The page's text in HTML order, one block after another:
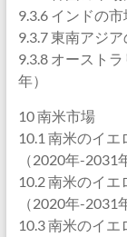
9.3.6 インドの
9.3.7 東南アジ
9.3.8 オースト
年）
10 南米市場
10.1 南米のイ
（2020年-2031
10.2 南米のイ
（2020年-2031
10.3 南米のイ